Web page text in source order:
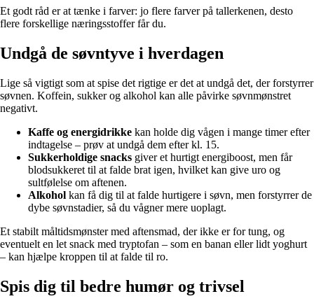
Et godt råd er at tænke i farver: jo flere farver på tallerkenen, desto
flere forskellige næringsstoffer får du.
Undgå de søvntyve i hverdagen
Lige så vigtigt som at spise det rigtige er det at undgå det, der forstyrrer
søvnen. Koffein, sukker og alkohol kan alle påvirke søvnmønstret
negativt.
Kaffe og energidrikke kan holde dig vågen i mange timer efter
indtagelse – prøv at undgå dem efter kl. 15.
Sukkerholdige snacks giver et hurtigt energiboost, men får
blodsukkeret til at falde brat igen, hvilket kan give uro og
sultfølelse om aftenen.
Alkohol kan få dig til at falde hurtigere i søvn, men forstyrrer de
dybe søvnstadier, så du vågner mere uoplagt.
Et stabilt måltidsmønster med aftensmad, der ikke er for tung, og
eventuelt en let snack med tryptofan – som en banan eller lidt yoghurt
– kan hjælpe kroppen til at falde til ro.
Spis dig til bedre humør og trivsel